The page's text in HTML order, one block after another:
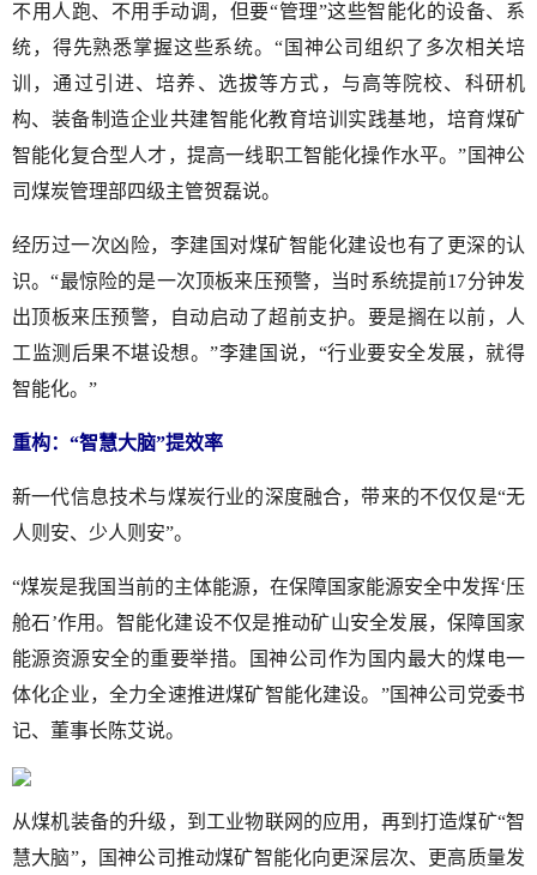
不用人跑、不用手动调，但要“管理”这些智能化的设备、系
统，得先熟悉掌握这些系统。“国神公司组织了多次相关培
训，通过引进、培养、选拔等方式，与高等院校、科研机
构、装备制造企业共建智能化教育培训实践基地，培育煤矿
智能化复合型人才，提高一线职工智能化操作水平。”国神公
司煤炭管理部四级主管贺磊说。
经历过一次凶险，李建国对煤矿智能化建设也有了更深的认
识。“最惊险的是一次顶板来压预警，当时系统提前17分钟发
出顶板来压预警，自动启动了超前支护。要是搁在以前，人
工监测后果不堪设想。”李建国说，“行业要安全发展，就得
智能化。”
重构：“智慧大脑”提效率
新一代信息技术与煤炭行业的深度融合，带来的不仅仅是“无
人则安、少人则安”。
“煤炭是我国当前的主体能源，在保障国家能源安全中发挥‘压
舱石’作用。智能化建设不仅是推动矿山安全发展，保障国家
能源资源安全的重要举措。国神公司作为国内最大的煤电一
体化企业，全力全速推进煤矿智能化建设。”国神公司党委书
记、董事长陈艾说。
从煤机装备的升级，到工业物联网的应用，再到打造煤矿“智
慧大脑”，国神公司推动煤矿智能化向更深层次、更高质量发